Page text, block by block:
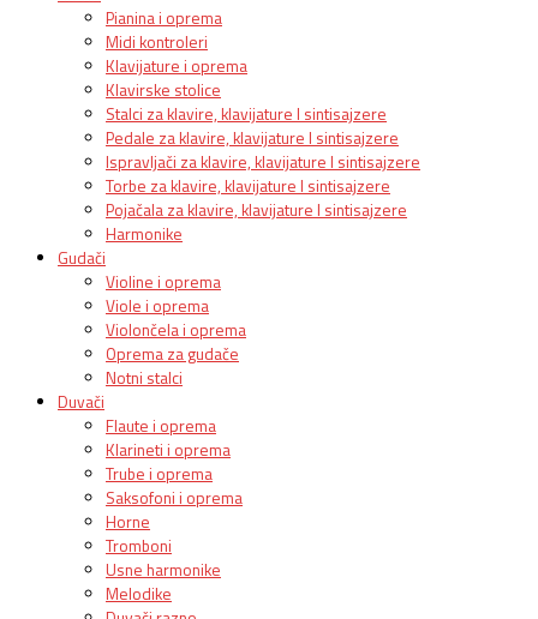
Pianina i oprema
Midi kontroleri
Klavijature i oprema
Klavirske stolice
Stalci za klavire, klavijature I sintisajzere
Pedale za klavire, klavijature I sintisajzere
Ispravljači za klavire, klavijature I sintisajzere
Torbe za klavire, klavijature I sintisajzere
Pojačala za klavire, klavijature I sintisajzere
Harmonike
Gudači
Violine i oprema
Viole i oprema
Violončela i oprema
Oprema za gudače
Notni stalci
Duvači
Flaute i oprema
Klarineti i oprema
Trube i oprema
Saksofoni i oprema
Horne
Tromboni
Usne harmonike
Melodike